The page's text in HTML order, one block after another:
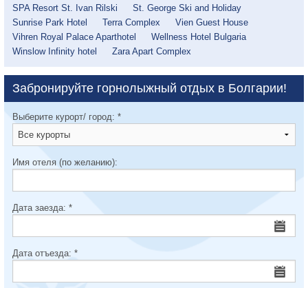
SPA Resort St. Ivan Rilski
St. George Ski and Holiday
Sunrise Park Hotel
Terra Complex
Vien Guest House
Vihren Royal Palace Aparthotel
Wellness Hotel Bulgaria
Winslow Infinity hotel
Zara Apart Complex
Забронируйте горнолыжный отдых в Болгарии!
Выберите курорт/ город: *
Имя отеля (по желанию):
Дата заезда: *
Дата отъезда: *